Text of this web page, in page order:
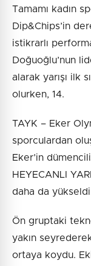
Tamamı kadın
Dip&Chips’in
istikrarlı
Doğuoğlu’nun
alarak yarışı ilk
olurken, 14.
TAYK – Eker
sporculardan
Eker’in
HEYECANLI
daha da
Ön gruptaki
yakın
ortaya koydu.